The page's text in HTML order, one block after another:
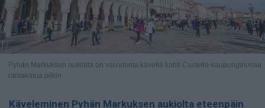
Pyhän Markuksen aukiolta on vaivatonta kävellä kohti Castello-kaupunginosaa
rantakatua pitkin.
Käveleminen Pyhän Markuksen aukiolta eteenpäin